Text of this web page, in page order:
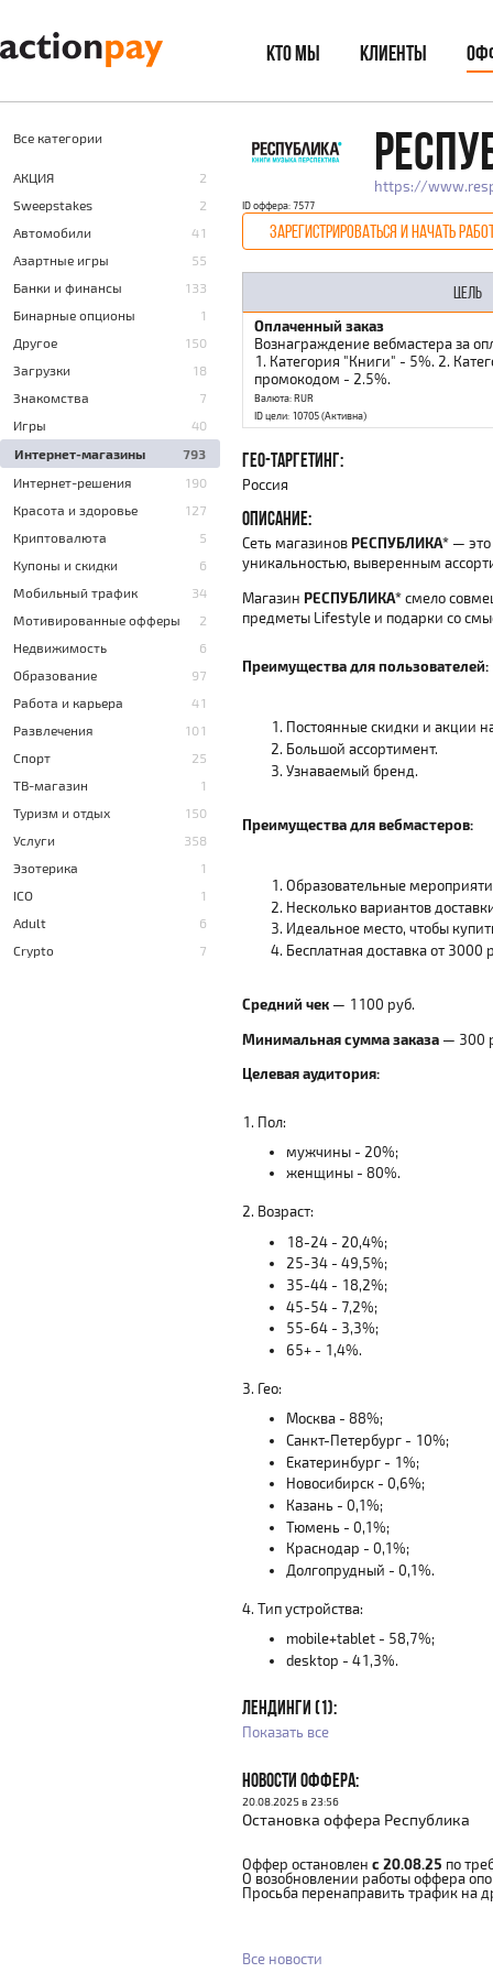
КТО МЫ КЛИЕНТЫ
Все категории
AКЦИЯ
2
Sweepstakes
2
Автомобили
41
Азартные игры
55
Банки и финансы
133
Бинарные опционы
1
Другое
150
Загрузки
18
Знакомства
7
Игры
40
Интернет-магазины
793
Интернет-решения
190
Красота и здоровье
127
Криптовалюта
5
Купоны и скидки
6
Мобильный трафик
34
Мотивированные офферы
2
Недвижимость
6
Образование
97
Работа и карьера
41
Развлечения
101
Спорт
25
ТВ-магазин
1
Туризм и отдых
150
Услуги
358
Эзотерика
1
ICO
1
Adult
6
Crypto
7
https://
ID оффера: 7577
ЗАРЕГИСТРИРОВАТЬСЯ И НАЧАТЬ
ЦЕЛЬ
Оплаченный заказ
Вознаграждение вебмастера за
1. Категория "Книги" - 5%. 2.
промокодом - 2.5%.
Валюта: RUR
ID цели: 10705 (Активна)
ГЕО-ТАРГЕТИНГ:
Россия
ОПИСАНИЕ:
Сеть магазинов РЕСПУБЛИКА* —
уникальностью, выверенным
Магазин РЕСПУБЛИКА*смело
предметы Lifestyle и подарки со
Преимущества для пользователей:
Постоянные скидки и акции
Большой ассортимент.
Узнаваемый бренд.
Преимущества для вебмастеров:
Образовательные
Несколько вариантов
Идеальное место, чтобы
Бесплатная доставка от 3000
Средний чек — 1100 руб.
Минимальная сумма заказа — 300
Целевая аудитория:
1. Пол:
мужчины - 20%;
женщины - 80%.
2. Возраст:
18-24 - 20,4%;
25-34 - 49,5%;
35-44 - 18,2%;
45-54 - 7,2%;
55-64 - 3,3%;
65+ - 1,4%.
3. Гео:
Москва - 88%;
Санкт-Петербург - 10%;
Екатеринбург - 1%;
Новосибирск - 0,6%;
Казань - 0,1%;
Тюмень - 0,1%;
Краснодар - 0,1%;
Долгопрудный - 0,1%.
4. Тип устройства:
mobile+tablet - 58,7%;
desktop - 41,3%.
ЛЕНДИНГИ (1):
Показать все
НОВОСТИ ОФФЕРА:
20.08.2025 в 23:56
Остановка оффера Республика
Оффер остановлен с 20.08.25 по
О возобновлении работы оффера
Просьба перенаправить трафик на
Все новости